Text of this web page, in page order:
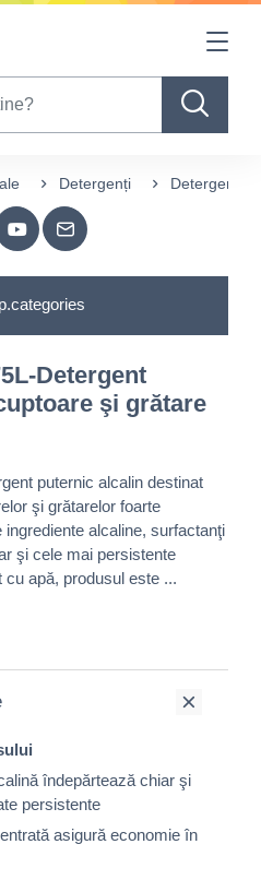
Detergenți Detergenți
Detergent
şi grătare
puternic alcalin destinat
şi grătarelor foarte
alcaline, surfactanţi
şi cele mai persistente
apă, produsul este ...
îndepărtează chiar şi
persistente
asigură economie în